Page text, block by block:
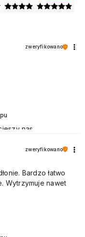
nas
zweryfikowano
zweryfikowano
Bardzo łatwo
Wytrzymuje nawet